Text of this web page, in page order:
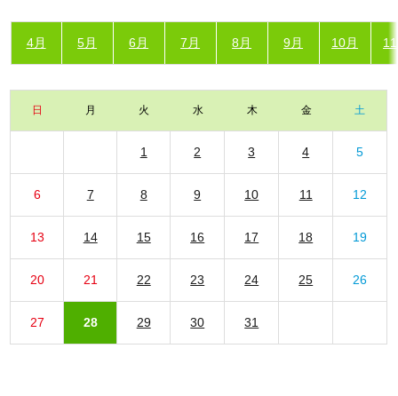
4月 5月 6月 7月 8月 9月 10月
日 月 火 水 木 金 土
1 2 3 4 5
6 7 8 9 10 11 12
13 14 15 16 17 18 19
20 21 22 23 24 25 26
27 28 29 30 31